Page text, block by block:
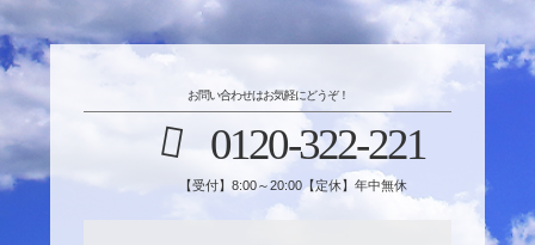
お問い合わせはお気軽にどうぞ！
0120-322-221
【受付】8:00～20:00【定休】年中無休